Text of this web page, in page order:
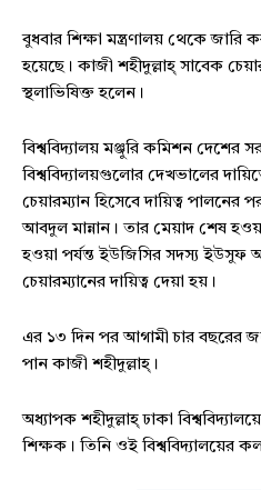
বুধবার শিক্ষা মন্ত্রণালয় থেকে
হয়েছে। কাজী শহীদুল্লাহ্ সাবেক
স্থলাভিষিক্ত হলেন।
বিশ্ববিদ্যালয় মঞ্জুরি কমিশন দেশের
বিশ্ববিদ্যালয়গুলোর দেখভালের
চেয়ারম্যান হিসেবে দায়িত্ব
আবদুল মান্নান। তার মেয়াদ শেষ
হওয়া পর্যন্ত ইউজিসির সদস্য ইউসুফ
চেয়ারম্যানের দায়িত্ব দেয়া হয়।
এর ১৩ দিন পর আগামী চার বছরের
পান কাজী শহীদুল্লাহ্।
অধ্যাপক শহীদুল্লাহ্ ঢাকা
শিক্ষক। তিনি ওই বিশ্ববিদ্যালয়ের